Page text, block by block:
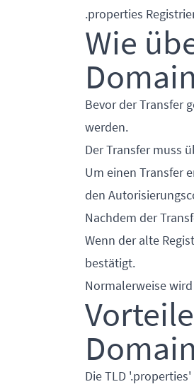
.properties
Wie
Bevor der Transfer
werden.
Der Transfer muss
Um einen Transfer
den
Nachdem der
Wenn der alte
bestätigt.
Normalerweise
Die TLD